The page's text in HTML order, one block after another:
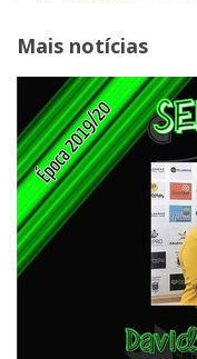
Mais notícias